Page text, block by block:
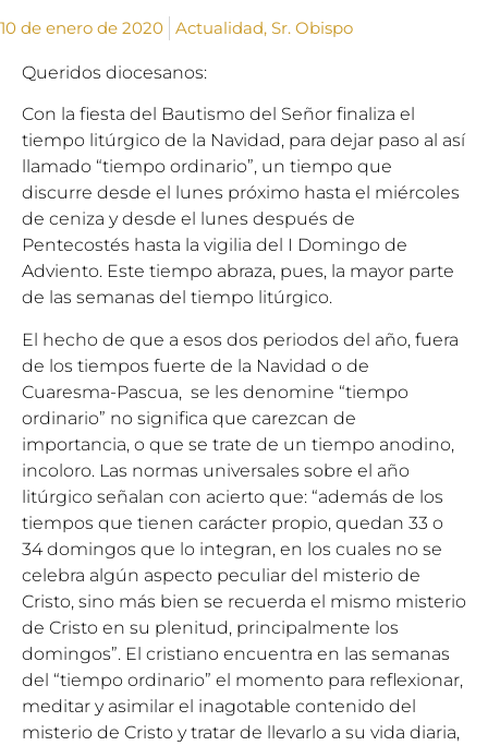
10 de enero de 2020 Actualidad, Sr. Obispo
Queridos diocesanos:
Con la fiesta del Bautismo del Señor finaliza el
tiempo litúrgico de la Navidad, para dejar paso al así
llamado “tiempo ordinario”, un tiempo que
discurre desde el lunes próximo hasta el miércoles
de ceniza y desde el lunes después de
Pentecostés hasta la vigilia del I Domingo de
Adviento. Este tiempo abraza, pues, la mayor parte
de las semanas del tiempo litúrgico.
El hecho de que a esos dos periodos del año, fuera
de los tiempos fuerte de la Navidad o de
Cuaresma-Pascua, se les denomine “tiempo
ordinario” no significa que carezcan de
importancia, o que se trate de un tiempo anodino,
incoloro. Las normas universales sobre el año
litúrgico señalan con acierto que: “además de los
tiempos que tienen carácter propio, quedan 33 o
34 domingos que lo integran, en los cuales no se
celebra algún aspecto peculiar del misterio de
Cristo, sino más bien se recuerda el mismo misterio
de Cristo en su plenitud, principalmente los
domingos”. El cristiano encuentra en las semanas
del “tiempo ordinario” el momento para reflexionar,
meditar y asimilar el inagotable contenido del
misterio de Cristo y tratar de llevarlo a su vida diaria,